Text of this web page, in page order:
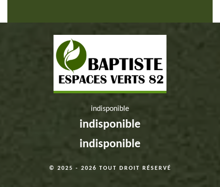
indisponible
indisponible
indisponible
© 2025 - 2026 TOUT DROIT RÉSERVÉ